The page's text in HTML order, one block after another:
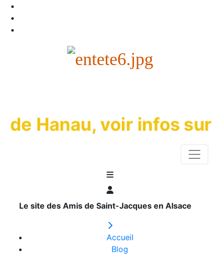
Hanau, voir infos sur
Le site des Amis de Saint-Jacques en Alsace
Accueil
Blog